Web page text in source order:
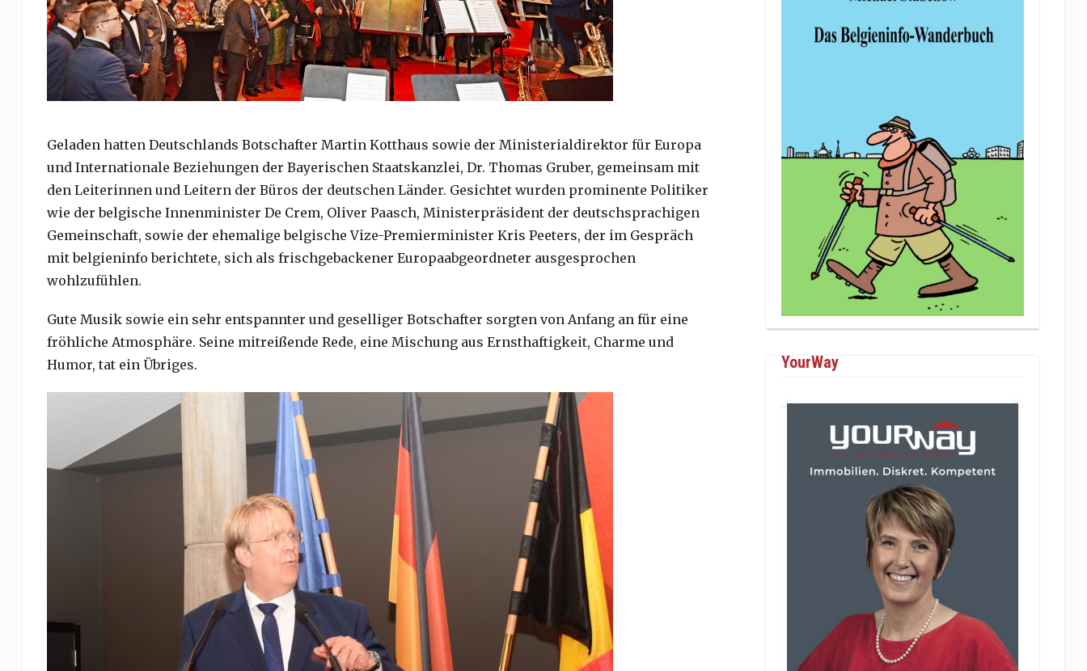
Geladen hatten Deutschlands Botschafter Martin Kotthaus sowie der Ministerialdirektor für Europa
und Internationale Beziehungen der Bayerischen Staatskanzlei, Dr. Thomas Gruber, gemeinsam mit
den Leiterinnen und Leitern der Büros der deutschen Länder. Gesichtet wurden prominente Politiker
wie der belgische Innenminister De Crem, Oliver Paasch, Ministerpräsident der deutschsprachigen
Gemeinschaft, sowie der ehemalige belgische Vize-Premierminister Kris Peeters, der im Gespräch
mit belgieninfo berichtete, sich als frischgebackener Europaabgeordneter ausgesprochen
wohlzufühlen.
Gute Musik sowie ein sehr entspannter und geselliger Botschafter sorgten von Anfang an für eine
fröhliche Atmosphäre. Seine mitreißende Rede, eine Mischung aus Ernsthaftigkeit, Charme und
Humor, tat ein Übriges.
YourWay